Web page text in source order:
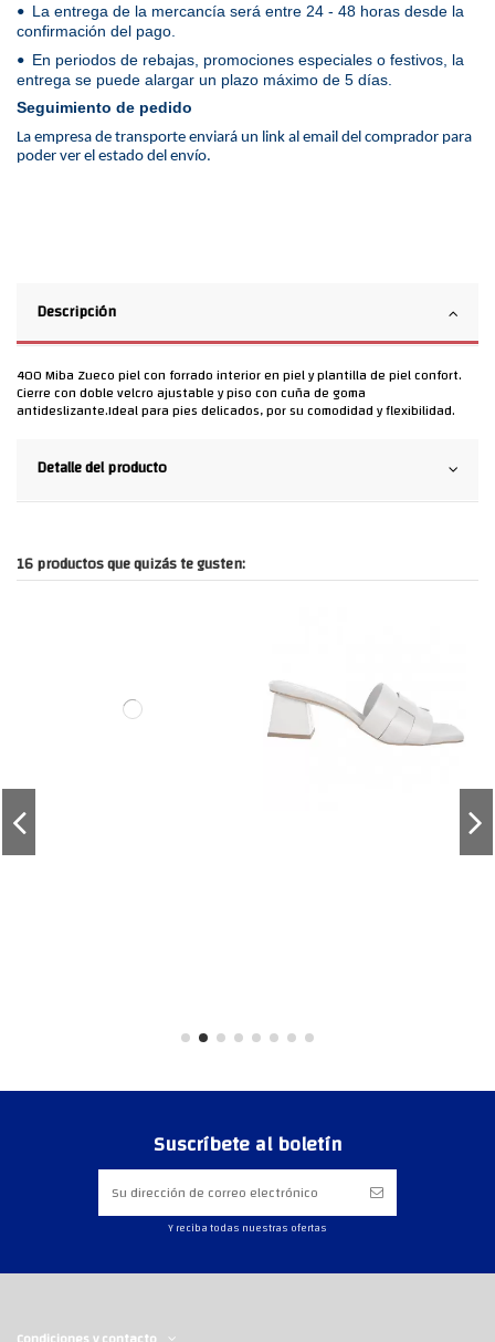
• La entrega de la mercancía será entre 24 - 48 horas desde la
confirmación del pago.
• En periodos de rebajas, promociones especiales o festivos, la
entrega se puede alargar un plazo máximo de 5 días.
Seguimiento de pedido
La empresa de transporte enviará un link al email del comprador para
poder ver el estado del envío.
Descripción
400 Miba Zueco piel con forrado interior en piel y plantilla de piel confort.
Cierre con doble velcro ajustable y piso con cuña de goma
antideslizante.Ideal para pies delicados, por su comodidad y flexibilidad.
Detalle del producto
16 productos que quizás te gusten:
Suscríbete al boletín
Y reciba todas nuestras ofertas